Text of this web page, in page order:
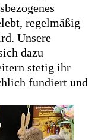
regelmäßig
Unsere
dazu
stetig ihr
fundiert und